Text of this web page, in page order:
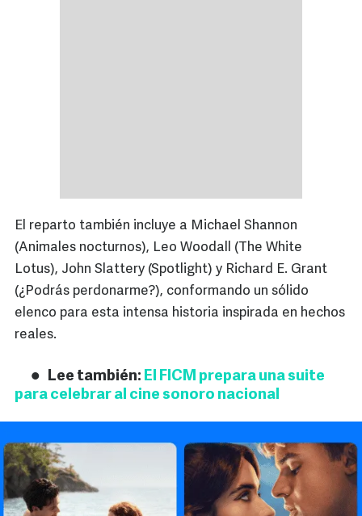
El reparto también incluye a Michael Shannon
(Animales nocturnos), Leo Woodall (The White
Lotus), John Slattery (Spotlight) y Richard E. Grant
(¿Podrás perdonarme?), conformando un sólido
elenco para esta intensa historia inspirada en hechos
reales.
Lee también: El FICM prepara una suite
para celebrar al cine sonoro nacional